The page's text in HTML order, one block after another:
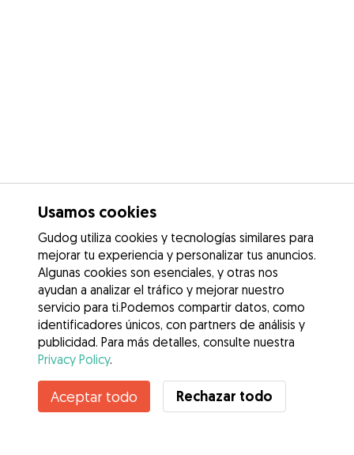
Contacta con Alejandra
¿Conoces los Beneficios de Gudog? Ver más
Usamos cookies
Gudog utiliza cookies y tecnologías similares para
mejorar tu experiencia y personalizar tus anuncios.
Algunas cookies son esenciales, y otras nos
ayudan a analizar el tráfico y mejorar nuestro
servicio para ti.Podemos compartir datos, como
identificadores únicos, con partners de análisis y
publicidad. Para más detalles, consulte nuestra
Privacy Policy.
Aceptar todo Rechazar todo